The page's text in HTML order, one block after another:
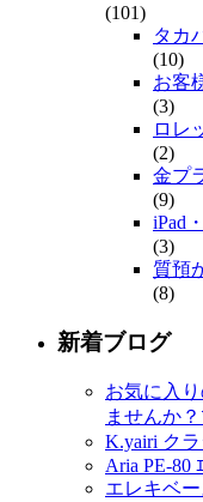
(101)
タカ
(10)
お客
(3)
ロレ
(2)
金プ
(9)
iPad
(3)
質預
(8)
新着ブログ
お気に入
ませんか？
K.yairi ク
Aria PE-80
エレキベ